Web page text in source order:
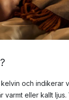
och indikerar
varmt eller kallt ljus.